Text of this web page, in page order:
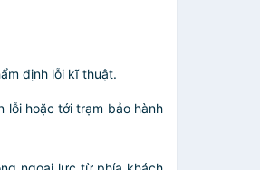
định lỗi kĩ thuật.
lỗi hoặc tới trạm bảo hành